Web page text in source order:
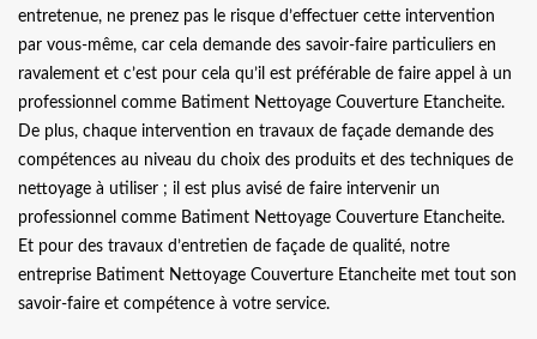
entretenue, ne prenez pas le risque d’effectuer cette intervention
par vous-même, car cela demande des savoir-faire particuliers en
ravalement et c’est pour cela qu’il est préférable de faire appel à un
professionnel comme Batiment Nettoyage Couverture Etancheite.
De plus, chaque intervention en travaux de façade demande des
compétences au niveau du choix des produits et des techniques de
nettoyage à utiliser ; il est plus avisé de faire intervenir un
professionnel comme Batiment Nettoyage Couverture Etancheite.
Et pour des travaux d’entretien de façade de qualité, notre
entreprise Batiment Nettoyage Couverture Etancheite met tout son
savoir-faire et compétence à votre service.